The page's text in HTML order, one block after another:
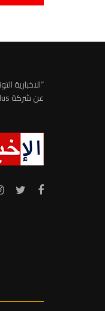
“الاخبارية
عن شركة info – plus